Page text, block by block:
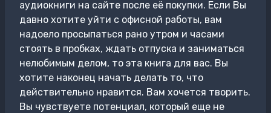
аудиокниги на сайте после её покупки. Если Вы
давно хотите уйти с офисной работы, вам
надоело просыпаться рано утром и часами
стоять в пробках, ждать отпуска и заниматься
нелюбимым делом, то эта книга для вас. Вы
хотите наконец начать делать то, что
действительно нравится. Вам хочется творить.
Вы чувствуете потенциал, который еще не